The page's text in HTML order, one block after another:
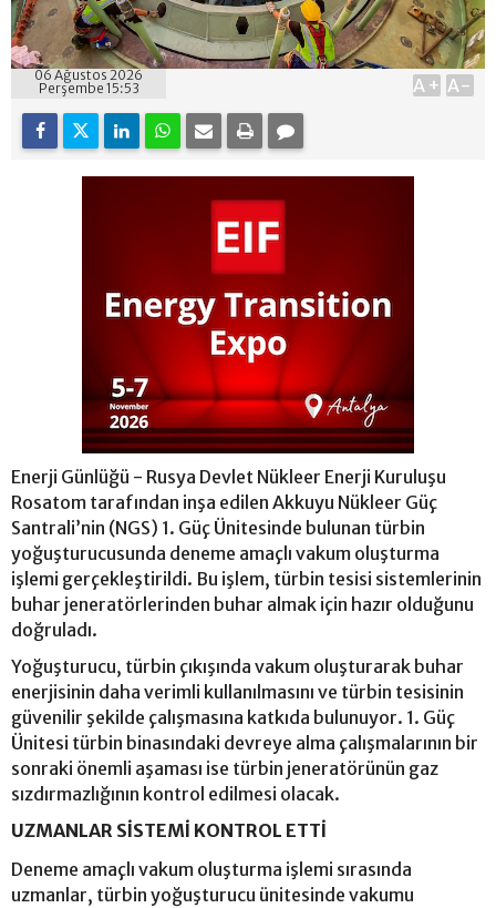
06 Ağustos 2026
Perşembe 15:53
A+ A-
Enerji Günlüğü - Rusya Devlet Nükleer Enerji Kuruluşu
Rosatom tarafından inşa edilen Akkuyu Nükleer Güç
Santrali’nin (NGS) 1. Güç Ünitesinde bulunan türbin
yoğuşturucusunda deneme amaçlı vakum oluşturma
işlemi gerçekleştirildi. Bu işlem, türbin tesisi sistemlerinin
buhar jeneratörlerinden buhar almak için hazır olduğunu
doğruladı.
Yoğuşturucu, türbin çıkışında vakum oluşturarak buhar
enerjisinin daha verimli kullanılmasını ve türbin tesisinin
güvenilir şekilde çalışmasına katkıda bulunuyor. 1. Güç
Ünitesi türbin binasındaki devreye alma çalışmalarının bir
sonraki önemli aşaması ise türbin jeneratörünün gaz
sızdırmazlığının kontrol edilmesi olacak.
UZMANLAR SİSTEMİ KONTROL ETTİ
Deneme amaçlı vakum oluşturma işlemi sırasında
uzmanlar, türbin yoğuşturucu ünitesinde vakumu